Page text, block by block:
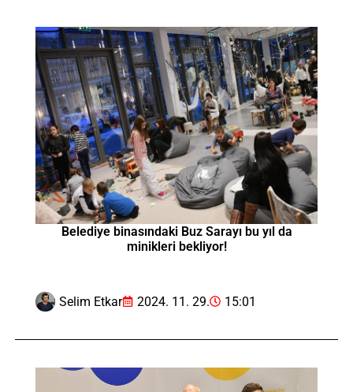
Belediye binasındaki Buz Sarayı bu yıl da
minikleri bekliyor!
Selim Etkar 2024. 11. 29. 15:01